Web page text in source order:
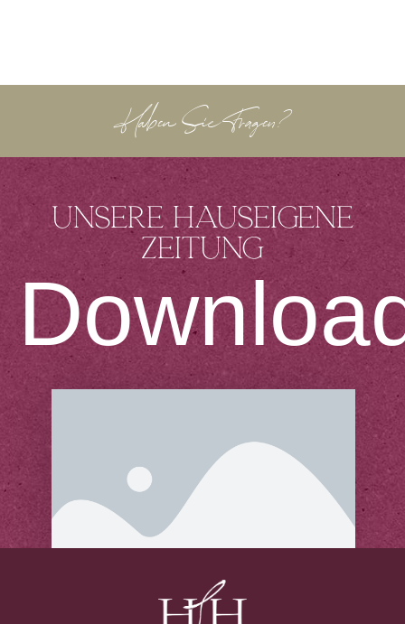
Haben Sie Fragen?
Unsere hauseigene
Zeitung